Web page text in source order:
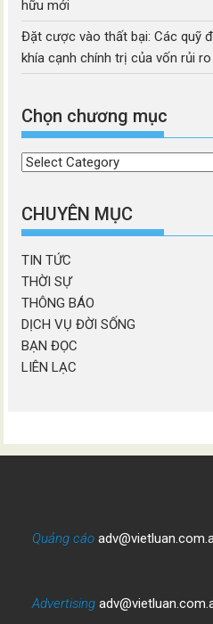
hữu mới
Đặt cược vào thất bại: Các quỹ
khía cạnh chính trị của vốn rủi ro
Chọn chương mục
Chọn
mục
CHUYÊN MỤC
TIN TỨC
THỜI SỰ
THÔNG BÁO
DỊCH VỤ ĐỜI SỐNG
BẠN ĐỌC
LIÊN LẠC
Quảng cáo
Advertising